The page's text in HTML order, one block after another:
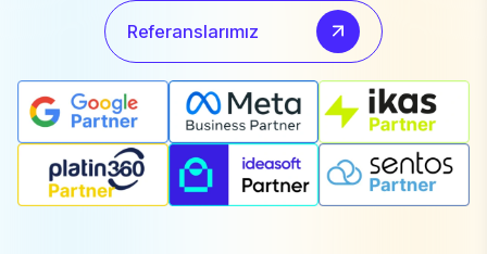
Referanslarımız